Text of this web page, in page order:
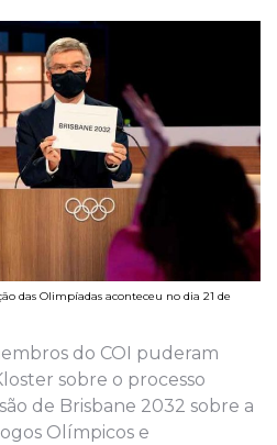
das Olimpíadas aconteceu no dia 21 de
do COI puderam
sobre o processo
de Brisbane 2032 sobre a
Olímpicos e